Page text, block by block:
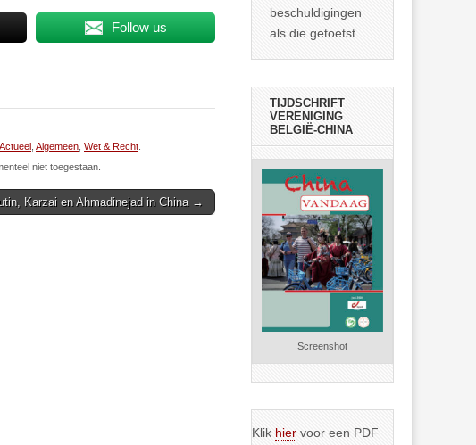
Follow us
Actueel Algemeen Wet & Recht
niet toegestaan.
Karzai en Ahmadinejad in China →
verhult die
spectaculaire
achterstand die
… >> lees meer
beschuldigingen
als die getoetst
TIJDSCHRIFT
VERENIGING
BELGIË-CHINA
Screenshot
Klik hier voor een PDF